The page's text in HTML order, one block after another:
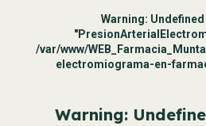
Warning:
/var/www/
electromiograma-en-
Warning: